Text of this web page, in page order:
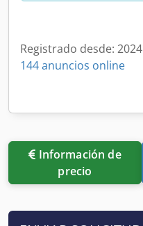
Registrado desde: 2024
144 anuncios online
precio